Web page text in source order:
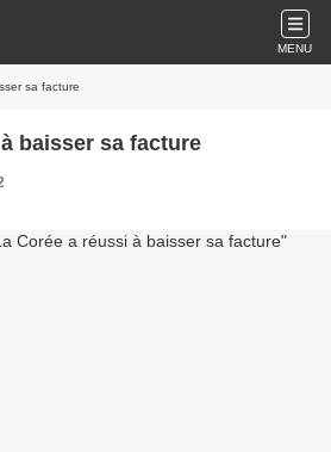
MENU
sa facture
baisser sa facture